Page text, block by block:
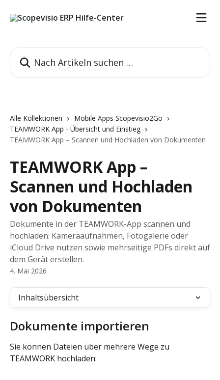
Alle Kollektionen
Mobile Apps Scopevisio2Go
TEAMWORK App - Übersicht und Einstieg
TEAMWORK App – Scannen und Hochladen von Dokumenten
TEAMWORK App –
Scannen und Hochladen
von Dokumenten
Dokumente in der TEAMWORK-App scannen und
hochladen: Kameraaufnahmen, Fotogalerie oder
iCloud Drive nutzen sowie mehrseitige PDFs direkt auf
dem Gerät erstellen.
4. Mai 2026
Inhaltsübersicht
Dokumente importieren
Sie können Dateien über mehrere Wege zu
TEAMWORK hochladen: